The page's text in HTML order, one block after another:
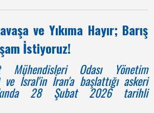
ve Yıkıma Hayır; Barış
İstiyoruz!
Mühendisleri Odası Yönetim
İsral'in İran'a başlattığı askeri
28 Şubat 2026 tarihli